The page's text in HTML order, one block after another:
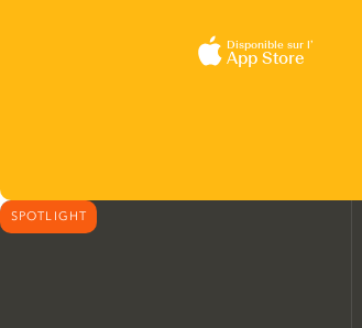
Disponible sur l’
App Store
SPOTLIGHT